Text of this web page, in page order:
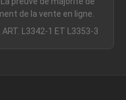
de la vente en ligne.
ART. L3342-1 ET L3353-3